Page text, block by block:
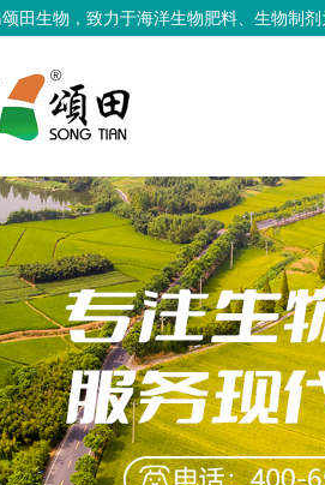
田生物，致力于海洋生物肥料、生物制